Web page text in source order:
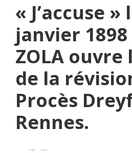
« J’accuse »
janvier
ZOLA ouvre
de la
Procès
Rennes.
… …